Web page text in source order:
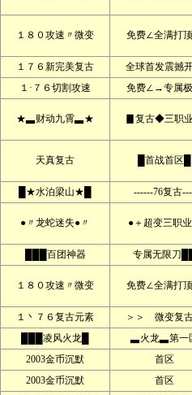
１８０攻速〃微变 免费∠全满打
１７６新完美复古 全球首发震撼
１·７６切割攻速
免费∠→专属
★▃财动九霄▃★ ▊复古◆三职
天真复古 █首战首区█
█★水泊梁山★█ ------76复古
●〃龙蛇迷失●〃 ●＋超变三职
███百团神器 专属无限刀██
１８０攻速〃微变 免费∠全满打
１丶７６复古元素 ＞＞ 微变复
███凌风火龙█
▃火龙▃第一
2003金币沉默
首区
2003金币沉默
首区